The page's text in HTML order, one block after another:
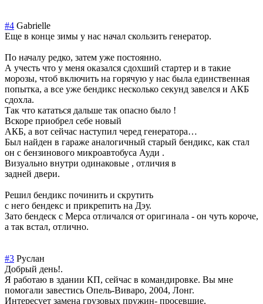
#4 Gabrielle
Еще в конце зимы у нас начал скользить генератор.
По началу редко, затем уже постоянно.
А учесть что у меня оказался сдохший стартер и в такие
морозы, чтоб включить на горячую у нас была единственная
попытка, а все уже бендикс несколько секунд завелся и АКБ
сдохла.
Так что кататься дальше так опасно было !
Вскоре приобрел себе новый
АКБ, а вот сейчас наступил черед генератора…
Был найден в гараже аналогичный старый бендикс, как стал
он с бензинового микроавтобуса Ауди .
Визуально внутри одинаковые , отличия в
задней двери.
Решил бендикс починить и скрутить
с него бендекс и прикрепить на Дэу.
Зато бендеск с Мерса отличался от оригинала - он чуть короче,
а так встал, отлично.
#3 Руслан
Добрый день!.
Я работаю в здании КП, сейчас в командировке. Вы мне
помогали завестись Опель-Виваро, 2004, Лонг.
Интересует замена грузовых пружин- просевшие.